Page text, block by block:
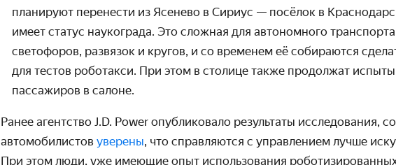
планируют перенести из Ясенево в Сириус — посёлок в
имеет статус наукограда. Это сложная для автономного
светофоров, развязок и кругов, и со временем её собираются
для тестов роботакси. При этом в столице также продолжат
пассажиров в салоне.
Ранее агентство J.D. Power опубликовало результаты исследования,
автомобилистов уверены, что справляются с управлением лучше
При этом люди, уже имеющие опыт использования